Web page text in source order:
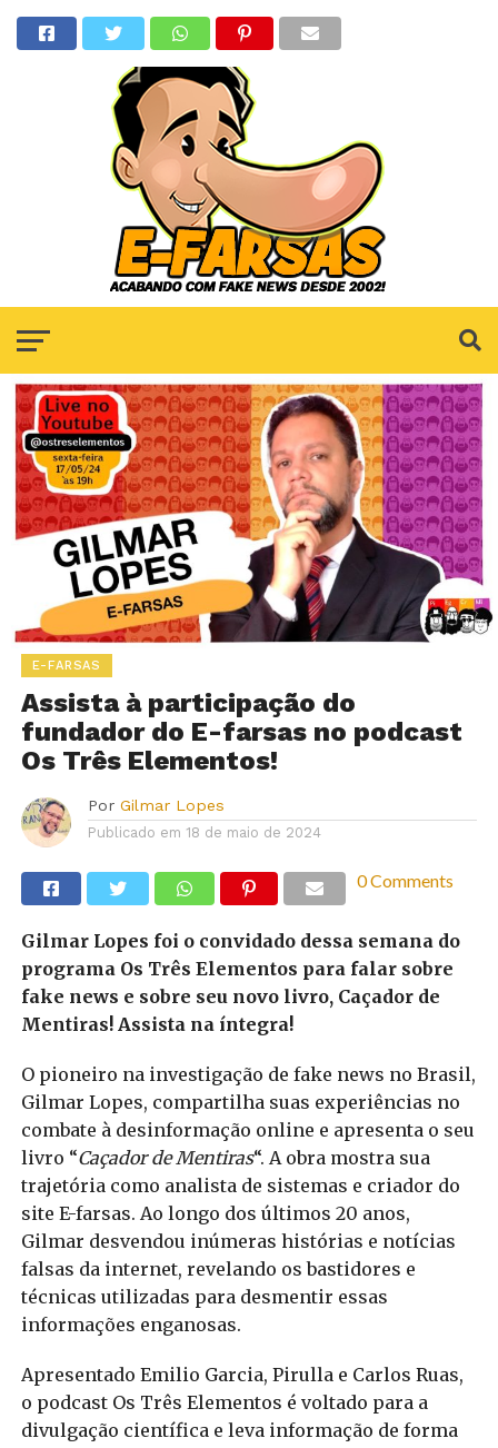
E-FARSAS
Assista à participação do
fundador do E-farsas no podcast
Os Três Elementos!
Por Gilmar Lopes
Publicado em 18 de maio de 2024
0 Comments
Gilmar Lopes foi o convidado dessa semana do
programa Os Três Elementos para falar sobre
fake news e sobre seu novo livro, Caçador de
Mentiras! Assista na íntegra!
O pioneiro na investigação de fake news no Brasil,
Gilmar Lopes, compartilha suas experiências no
combate à desinformação online e apresenta o seu
livro “Caçador de Mentiras“. A obra mostra sua
trajetória como analista de sistemas e criador do
site E-farsas. Ao longo dos últimos 20 anos,
Gilmar desvendou inúmeras histórias e notícias
falsas da internet, revelando os bastidores e
técnicas utilizadas para desmentir essas
informações enganosas.
Apresentado Emilio Garcia, Pirulla e Carlos Ruas,
o podcast Os Três Elementos é voltado para a
divulgação científica e leva informação de forma